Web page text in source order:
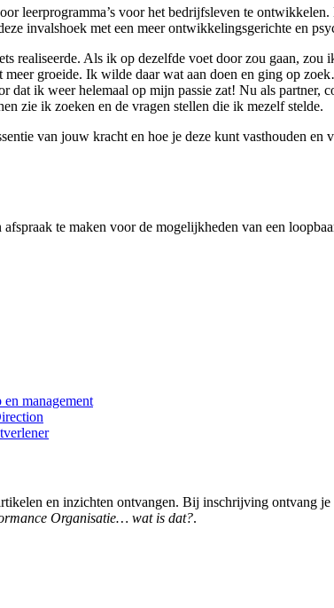
leerprogramma’s voor het bedrijfsleven te
invalshoek met een meer ontwikkelingsgerichte en
realiseerde. Als ik op dezelfde voet door zou gaan,
groeide. Ik wilde daar wat aan doen en ging op
ik weer helemaal op mijn passie zat! Nu als partner,
zie ik zoeken en de vragen stellen die ik mezelf stelde.
van jouw kracht en hoe je deze kunt vasthouden
te maken voor de mogelijkheden van een
management
en inzichten ontvangen. Bij inschrijving ontvang
Organisatie… wat is dat?.